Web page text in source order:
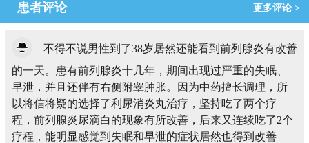
患者评论 更多评论 >
不得不说男性到了38岁居然还能看到前列腺炎有改善
的一天。患有前列腺炎十几年，期间出现过严重的失眠、
早泄，并且还伴有右侧附睾肿胀。因为中药擅长调理，所
以将信将疑的选择了利尿消炎丸治疗，坚持吃了两个疗
程，前列腺炎尿滴白的现象有所改善，后来又连续吃了2个
疗程，能明显感觉到失眠和早泄的症状居然也得到改善